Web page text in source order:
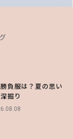
負服は？夏の思い
掘り
レイフルに！ドキ
目”のつくり方
マンティックトラ
新作コーデ4選
2026.07.10